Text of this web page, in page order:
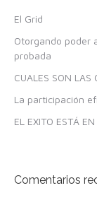
El Grid
Otorgando poder
probada
CUALES SON LAS
La participación
EL EXITO ESTÁ
Comentarios